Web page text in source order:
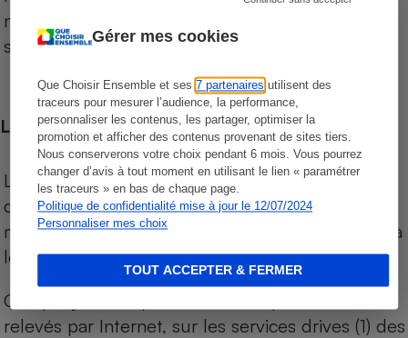
Gérer mes cookies
Que Choisir Ensemble et ses7 partenaires utilisent des
traceurs pour mesurer l’audience, la performance,
personnaliser les contenus, les partager, optimiser la
promotion et afficher des contenus provenant de sites tiers.
Nous conserverons votre choix pendant 6 mois. Vous pourrez
changer d’avis à tout moment en utilisant le lien « paramétrer
les traceurs » en bas de chaque page.
Politique de confidentialité mise à jour le 12/07/2024
Personnaliser mes choix
TOUT ACCEPTER & FERMER
niveau de prix des supermarchés, géolocalisés
sur le territoire français.
Les comparaisons de prix
Les comparaisons sont réalisées sur l’ensemble
des produits des magasins. Les produits de
marques de distributeurs (MDD) sont comparés à
leurs équivalents chez leurs concurrents.
Chaque jour, les prix de tous les produits sont
relevés par Internet, sur les services drives (1) des